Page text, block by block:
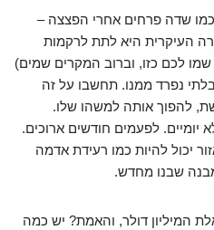
כמו שדה פרחים אחרי הפצצה –
העיקרית היא לתת לרקמות
לכם כזו, וברוב המקרים שמים)
נפרד ממנו. תחשבו על זה
להפוך אותה למשהו שלו.
יומיים. לפעמים חודשים ארוכים.
יכול להיות כמו רעידת אדמה
שבנו מחדש.
המיליון דולר, והאמת? יש כמה